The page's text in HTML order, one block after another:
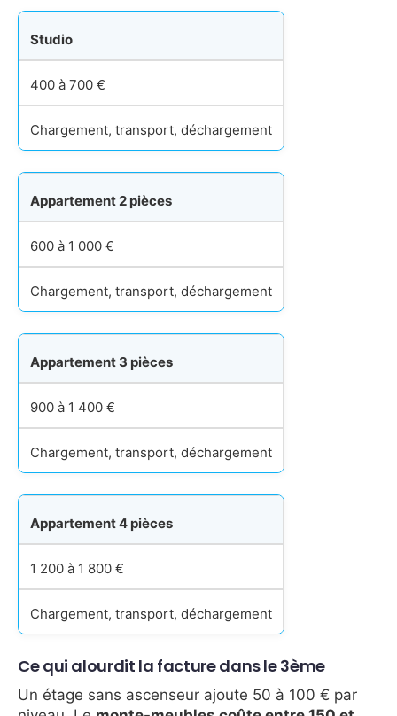
Studio
400 à 700 €
Chargement, transport, déchargement
Appartement 2 pièces
600 à 1 000 €
Chargement, transport, déchargement
Appartement 3 pièces
900 à 1 400 €
Chargement, transport, déchargement
Appartement 4 pièces
1 200 à 1 800 €
Chargement, transport, déchargement
Ce qui alourdit la facture dans le 3ème
Un étage sans ascenseur ajoute 50 à 100 € par